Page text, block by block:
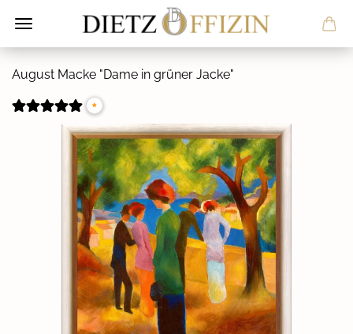
Au­gust Macke "Dame in grü­ner Jacke"
*